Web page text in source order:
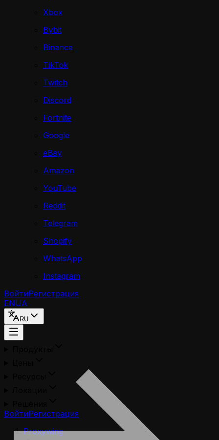
Xbox
Bybit
Binance
TikTok
Twitch
Discord
Fortnite
Google
eBay
Amazon
YouTube
Reddit
Telegram
Shopify
WhatsApp
Instagram
ВойтиРегистрация
ENUA
RU
ВойтиРегистрация
Proxywing